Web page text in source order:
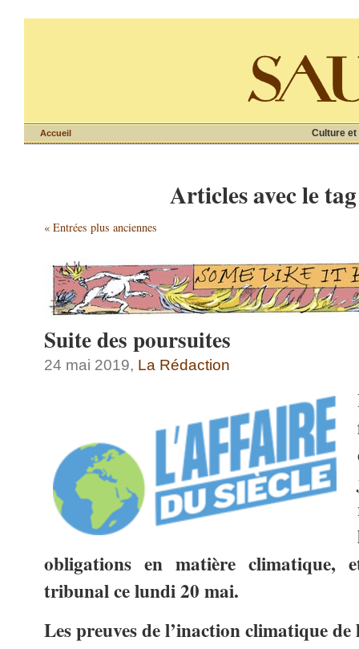
Culture et
Accueil
Articles avec le
« Entrées plus anciennes
Suite des poursuites
24 mai 2019, La Rédaction
obligations en matière climatique,
tribunal ce lundi 20 mai.
Les preuves de l’inaction climatique de